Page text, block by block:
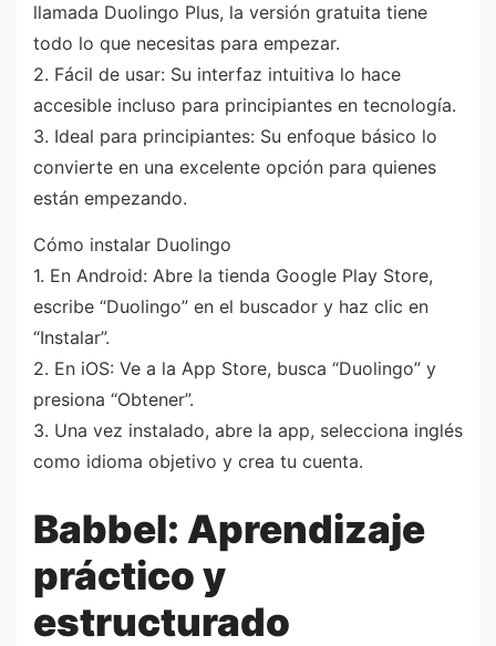
llamada Duolingo Plus, la versión gratuita tiene
todo lo que necesitas para empezar.
2. Fácil de usar: Su interfaz intuitiva lo hace
accesible incluso para principiantes en tecnología.
3. Ideal para principiantes: Su enfoque básico lo
convierte en una excelente opción para quienes
están empezando.
Cómo instalar Duolingo
1. En Android: Abre la tienda Google Play Store,
escribe “Duolingo” en el buscador y haz clic en
“Instalar”.
2. En iOS: Ve a la App Store, busca “Duolingo” y
presiona “Obtener”.
3. Una vez instalado, abre la app, selecciona inglés
como idioma objetivo y crea tu cuenta.
Babbel: Aprendizaje
práctico y
estructurado